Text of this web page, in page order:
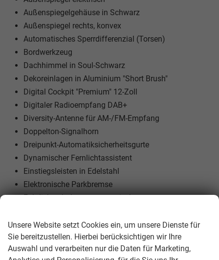
Außenspiegelgehäuse in Schwarz
Außenspiegel rechts, konvex
Automatisches Sperrdifferenzial (Torsen)
Bordwerkzeug
Dachhimmel in Soul-Schwarz
Dekoreinlagen in Aluminium "Short Brush"
Digital Cockpit "Premium" 12-Zoll
Digitaler Radioempfang DAB+
Diversity-Antenne für AM-/FM-Empfang
Doppelton-Signalhorn
Dreipunkt-Automatiksicherheitsgurte
Dynamischer Fernlichtassistent
Einstiegsleisten in Edelstahl
Elektronische Parkbremse
Fahrlichtschaltung automatisch
Frontscheibe in Verbundsicherheitsglas
Fußgängerschutzmaßnahmen
Gepäckraumabdeckung mit elektr. Öffnung
Unsere Website setzt Cookies ein, um unsere Dienste für
Sie bereitzustellen. Hierbei berücksichtigen wir Ihre
Auswahl und verarbeiten nur die Daten für Marketing,